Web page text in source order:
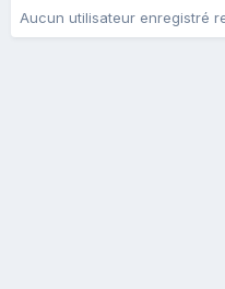
Aucun utilisateur enregistré